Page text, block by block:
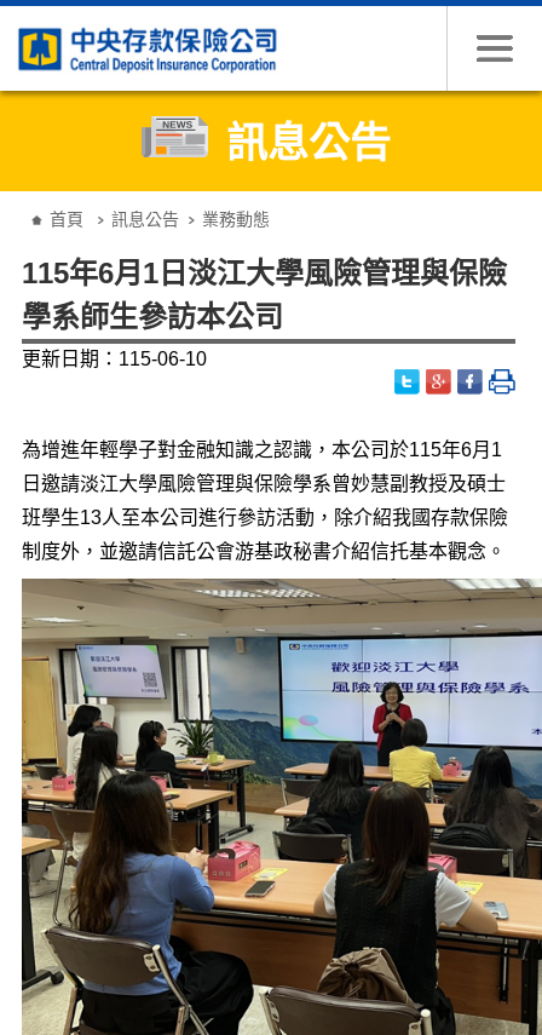
訊息公告
首頁 訊息公告 業務動態
115年6月1日淡江大學風險管理與保險
學系師生參訪本公司
更新日期：115-06-10
為增進年輕學子對金融知識之認識，本公司於115年6月1
日邀請淡江大學風險管理與保險學系曾妙慧副教授及碩士
班學生13人至本公司進行參訪活動，除介紹我國存款保險
制度外，並邀請信託公會游基政秘書介紹信托基本觀念。